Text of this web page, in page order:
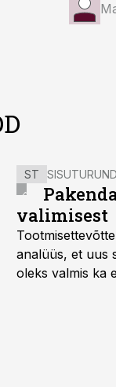
ST
valimisest
analüüs, et uus
oleks valmis ka